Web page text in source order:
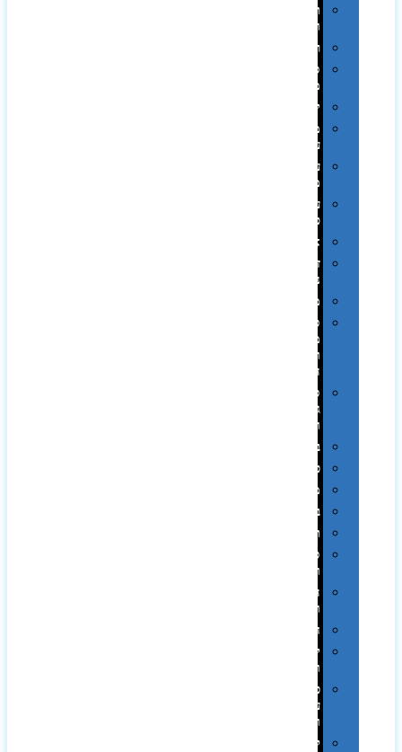
תערוכות
וכנסים
רמקולים
סוכריות
ממותגות
יודאיקה
מארזי
עטים
עטי
מתכת
עטי
פלסטיק
אוזניות
זכרונות
ניידים
מפצלים
סביבת
מחשב
וציוד
היקפי
סוללות
גיבוי
ומטענים
ביגוד
כובעים
מגבות
בקבוקים
תרמי
ספלים
וכוסות
הוקרה
ואומנות
חגים
יין
ומארזים
כלי
עבודה
ופנסים
למטבח